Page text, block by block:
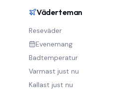
Väderteman
Reseväder
Evenemang
Badtemperatur
Varmast just nu
Kallast just nu